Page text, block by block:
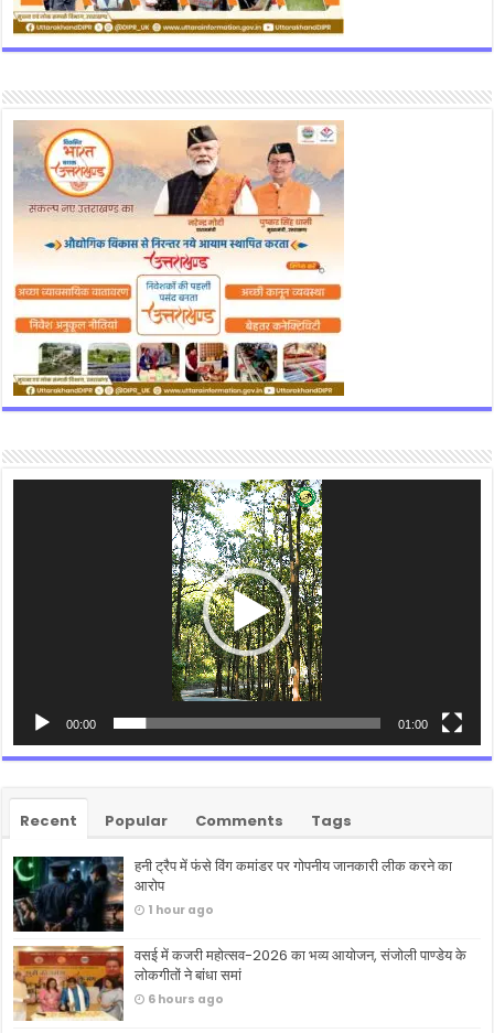
00:00 01:00
Recent Popular Comments Tags
हनी ट्रैप में फंसे विंग कमांडर पर गोपनीय जानकारी लीक करने का
आरोप
1 hour ago
वसई में कजरी महोत्सव-2026 का भव्य आयोजन, संजोली पाण्डेय के
लोकगीतों ने बांधा समां
6 hours ago